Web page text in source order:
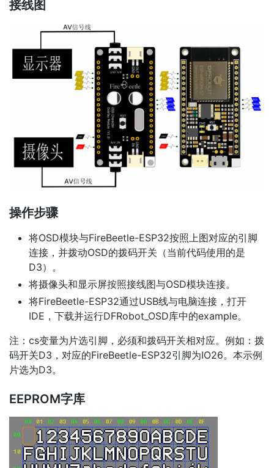
接线图
操作步骤
将OSD模块与FireBeetle-ESP32按照上图对应的引脚
连接，并拨动OSD的拨码开关（当前代码使用的是
D3）。
将摄像头和显示屏按照接线图与OSD模块连接。
将FireBeetle-ESP32通过USB线与电脑连接，打开
IDE，下载并运行DFRobot_OSD库中的example。
注：cs变量为片选引脚，必须和拨码开关相对应。例如：拨
码开关D3，对应的FireBeetle-ESP32引脚为IO26。本示例
片选为D3。
EEPROM字库